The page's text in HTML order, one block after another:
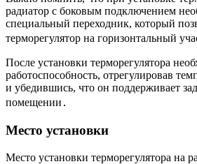
радиатор с боковым подключением
специальный переходник, который
терморегулятор на горизонтальный
После установки терморегулятора
работоспособность, отрегулировав
и убедившись, что он поддерживает
помещении․
Место установки
Место установки терморегулятора на